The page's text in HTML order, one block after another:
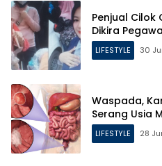
Penjual Cilok
Dikira
LIFESTYLE 30
Waspada,
Serang Usia
LIFESTYLE 28